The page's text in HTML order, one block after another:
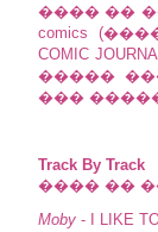
���� ��
comics
COMIC
�����
���
Track By Track
���� ��
Moby - I LIKE